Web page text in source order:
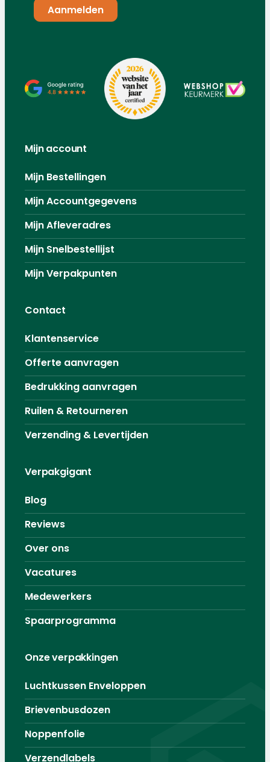
Mijn account
Mijn Bestellingen
Mijn Accountgegevens
Mijn Afleveradres
Mijn Snelbestellijst
Mijn Verpakpunten
Contact
Klantenservice
Offerte aanvragen
Bedrukking aanvragen
Ruilen & Retourneren
Verzending & Levertijden
Verpakgigant
Blog
Reviews
Over ons
Vacatures
Medewerkers
Spaarprogramma
Onze verpakkingen
Luchtkussen Enveloppen
Brievenbusdozen
Noppenfolie
Verzendlabels